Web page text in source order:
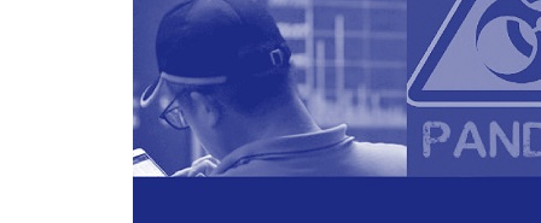
글로벌 경제 성장 시나리오
-무역 전쟁의 해소가 가져올 시나리오
-다변화된 시장의 투자 포트폴리오
에필로그_ 두 가지 질문
참고 자료